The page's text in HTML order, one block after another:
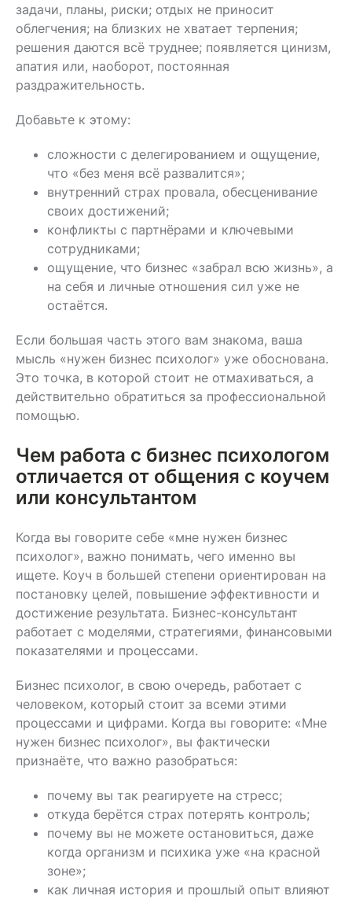
задачи, планы, риски; отдых не приносит
облегчения; на близких не хватает терпения;
решения даются всё труднее; появляется цинизм,
апатия или, наоборот, постоянная
раздражительность.
Добавьте к этому:
сложности с делегированием и ощущение,
что «без меня всё развалится»;
внутренний страх провала, обесценивание
своих достижений;
конфликты с партнёрами и ключевыми
сотрудниками;
ощущение, что бизнес «забрал всю жизнь», а
на себя и личные отношения сил уже не
остаётся.
Если большая часть этого вам знакома, ваша
мысль «нужен бизнес психолог» уже обоснована.
Это точка, в которой стоит не отмахиваться, а
действительно обратиться за профессиональной
помощью.
Чем работа с бизнес психологом
отличается от общения с коучем
или консультантом
Когда вы говорите себе «мне нужен бизнес
психолог», важно понимать, чего именно вы
ищете. Коуч в большей степени ориентирован на
постановку целей, повышение эффективности и
достижение результата. Бизнес-консультант
работает с моделями, стратегиями, финансовыми
показателями и процессами.
Бизнес психолог, в свою очередь, работает с
человеком, который стоит за всеми этими
процессами и цифрами. Когда вы говорите: «Мне
нужен бизнес психолог», вы фактически
признаёте, что важно разобраться:
почему вы так реагируете на стресс;
откуда берётся страх потерять контроль;
почему вы не можете остановиться, даже
когда организм и психика уже «на красной
зоне»;
как личная история и прошлый опыт влияют